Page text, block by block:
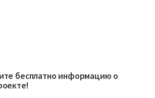
бесплатно информацию о